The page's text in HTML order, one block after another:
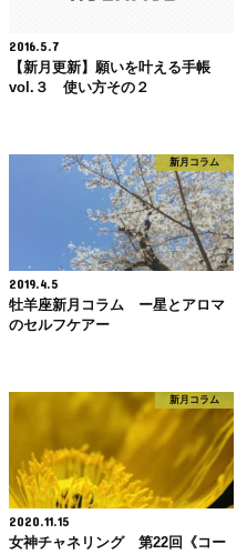
2016.5.7
【新月更新】願いを叶える手帳
vol.３ 使い方その２
新月コラム
2019.4.5
牡羊座新月コラム ー星とアロマ
のセルフケアー
新月コラム
2020.11.15
女神チャネリング 第22回《コー